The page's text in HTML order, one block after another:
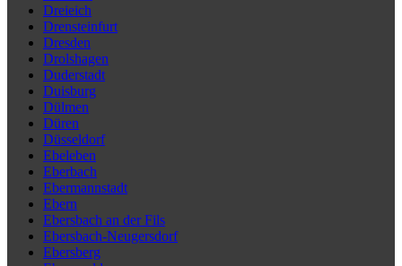
Dreieich
Drensteinfurt
Dresden
Drolshagen
Duderstadt
Duisburg
Dülmen
Düren
Düsseldorf
Ebeleben
Eberbach
Ebermannstadt
Ebern
Ebersbach an der Fils
Ebersbach-Neugersdorf
Ebersberg